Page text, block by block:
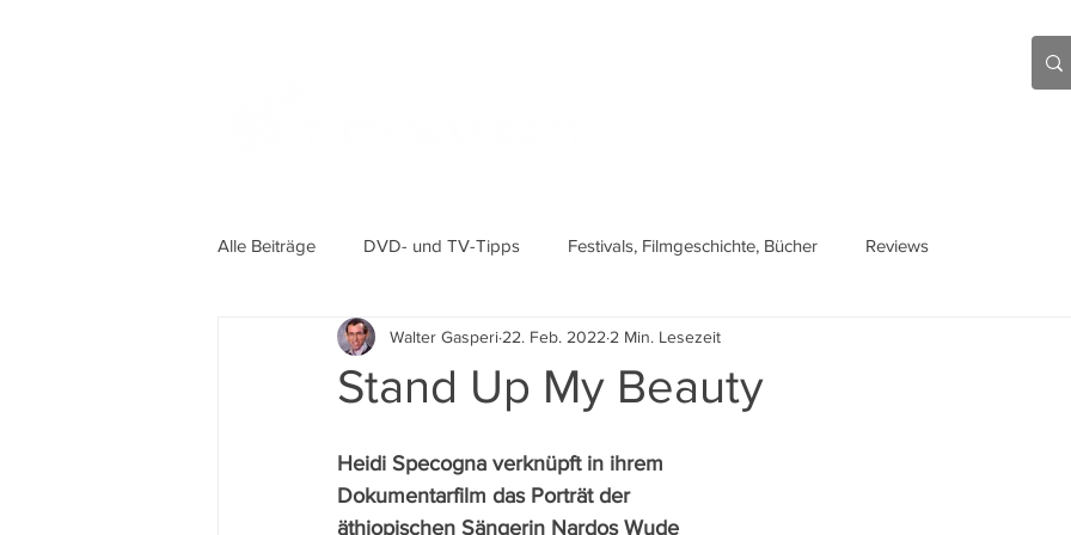
Alle Beiträge DVD- und TV-Tipps Festivals, Filmgeschichte, Bücher Reviews
Stand Up My Beauty
Walter Gasperi 22. Feb. 2022 2 Min. Lesezeit
Heidi Specogna verknüpft in ihrem
Dokumentarfilm das Porträt der
äthiopischen Sängerin Nardos Wude